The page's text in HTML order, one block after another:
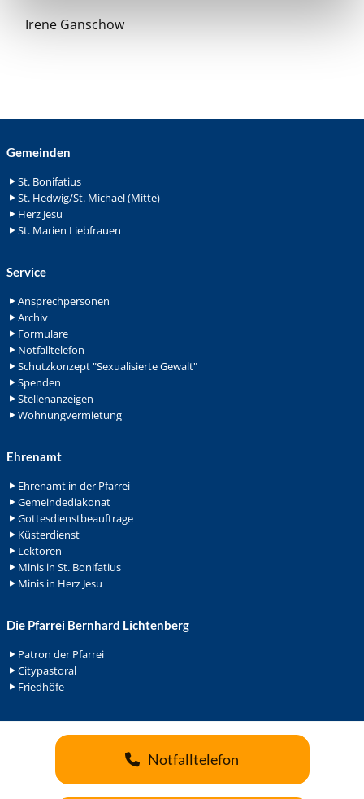
Irene Ganschow
Gemeinden
St. Bonifatius
St. Hedwig/St. Michael (Mitte)
Herz Jesu
St. Marien Liebfrauen
Service
Ansprechpersonen
Archiv
Formulare
Notfalltelefon
Schutzkonzept "Sexualisierte Gewalt"
Spenden
Stellenanzeigen
Wohnungvermietung
Ehrenamt
Ehrenamt in der Pfarrei
Gemeindediakonat
Gottesdienstbeauftrage
Küsterdienst
Lektoren
Minis in St. Bonifatius
Minis in Herz Jesu
Die Pfarrei Bernhard Lichtenberg
Patron der Pfarrei
Citypastoral
Friedhöfe
Notfalltelefon